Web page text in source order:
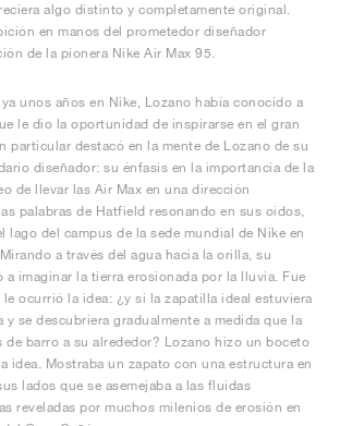
algo distinto y completamente original.
en manos del prometedor diseñador
de la pionera Nike Air Max 95.
unos años en Nike, Lozano había conocido a
le dio la oportunidad de inspirarse en el gran
particular destacó en la mente de Lozano de su
diseñador: su énfasis en la importancia de la
de llevar las Air Max en una dirección
palabras de Hatfield resonando en sus oídos,
lago del campus de la sede mundial de Nike en
a través del agua hacia la orilla, su
a imaginar la tierra erosionada por la lluvia. Fue
ocurrió la idea: ¿y si la zapatilla ideal estuviera
y se descubriera gradualmente a medida que la
de barro a su alrededor? Lozano hizo un boceto
idea. Mostraba un zapato con una estructura en
lados que se asemejaba a las fluidas
reveladas por muchos milenios de erosión en